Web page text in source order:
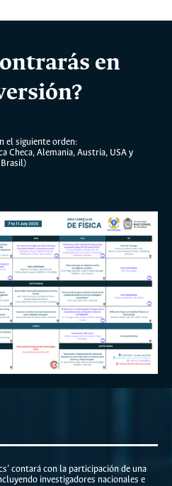
en
el siguiente orden:
Checa, Alemania, Austria, USA y
Brasil)
contará con la participación de una
investigadores nacionales e